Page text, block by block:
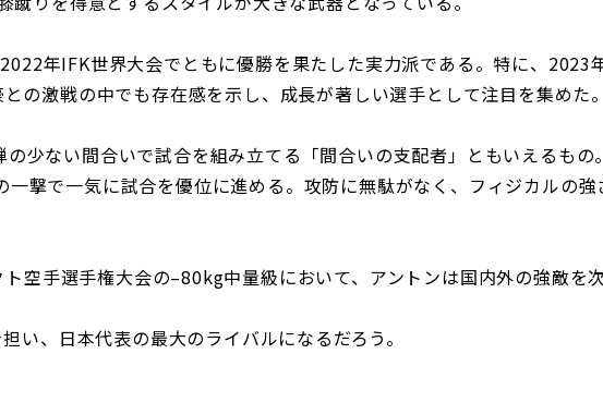
年IFK世界大会でともに優勝を果たした実力派である。特に、2023
の激戦の中でも存在感を示し、成長が著しい選手として注目を集めた。
少ない間合いで試合を組み立てる「間合いの支配者」ともいえるもの
撃で一気に試合を優位に進める。攻防に無駄がなく、フィジカルの強
空手選手権大会の–80kg中量級において、アントンは国内外の強敵を
い、日本代表の最大のライバルになるだろう。